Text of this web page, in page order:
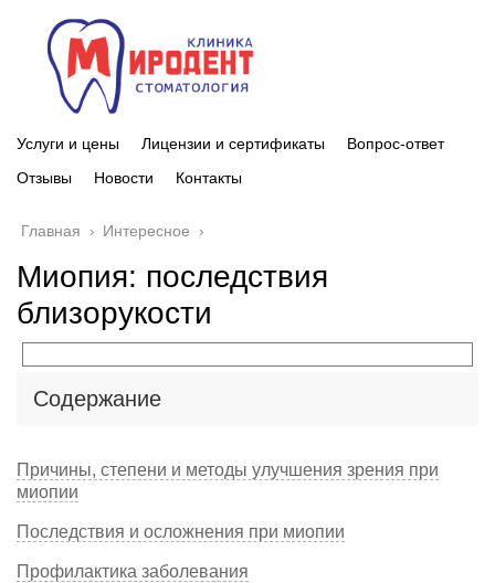
Услуги и цены Лицензии и сертификаты
Вопрос-ответ
Отзывы
Новости Контакты
Главная › Интересное ›
Миопия: последствия
близорукости
Содержание
Причины, степени и методы улучшения зрения при
миопии
Последствия и осложнения при миопии
Профилактика заболевания